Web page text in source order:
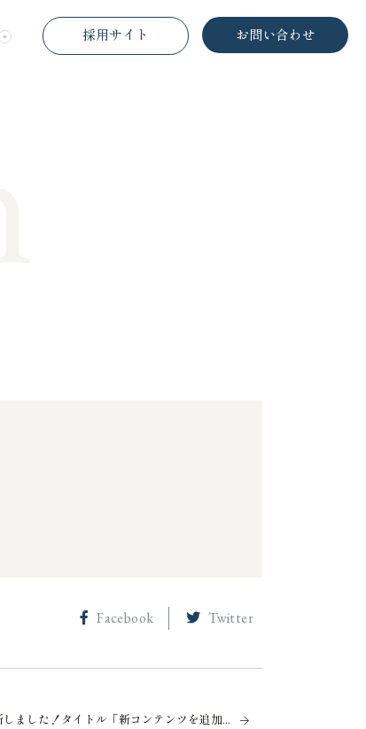
採用サイト お問い合わせ
Facebook Twitter
ブログを更新しました！タイトル「新コンテンツを追加しました！」